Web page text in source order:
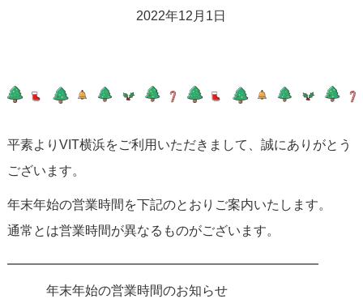
2022年12月1日
平素よりVIT横浜をご利用いただきまして、誠にありがとう
ございます。
年末年始の営業時間を下記のとおりご案内いたします。
通常とは営業時間が異なるものがございます。
━━━━━━━━━━━━━━━━━━━━━━━━
年末年始の営業時間のお知らせ